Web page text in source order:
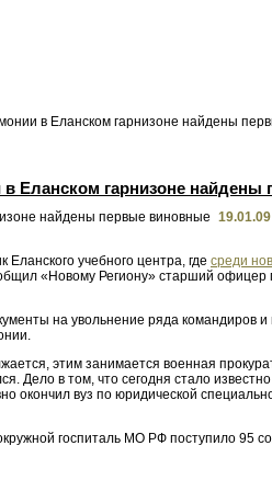
в Еланском гарнизоне найдены
Еланском гарнизоне
19.01.09
учебного центра, где среди
«Новому Региону» старший
на увольнение ряда командиров
этим занимается военная
в том, что сегодня стало
вуз по юридической
госпиталь МО РФ поступило 95